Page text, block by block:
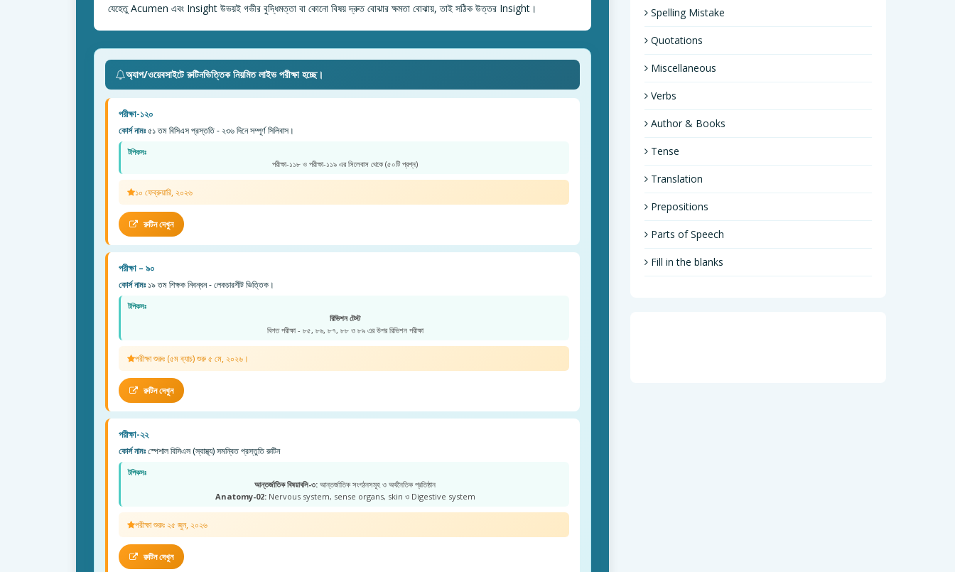
যেহেতু Acumen এবং Insight উভয়ই গভীর বুদ্ধিমত্তা বা কোনো বিষয় দ্রুত বোঝার ক্ষমতা বোঝায়, তাই সঠিক উত্তর Insight।
অ্যাপ/ওয়েবসাইটে রুটিনভিত্তিক নিয়মিত লাইভ পরীক্ষা হচ্ছে।
পরীক্ষা-১২০
কোর্স নামঃ৫১ তম বিসিএস প্রস্ততি - ২৩৬ দিনে সম্পূর্ণ সিলিবাস।
টপিকসঃ
পরীক্ষা-১১৮ ও পরীক্ষা-১১৯ এর সিলেবাস থেকে (৫০টি প্রশ্ন)
১০ ফেব্রুয়ারি, ২০২৬
রুটিন দেখুন
পরীক্ষা – ৯০
কোর্স নামঃ১৯ তম শিক্ষক নিবন্ধন - লেকচারশীট ভিত্তিক।
টপিকসঃ
রিভিশন টেস্ট
বিগত পরীক্ষা - ৮৫, ৮৬, ৮৭, ৮৮ ও ৮৯ এর উপর রিভিশন পরীক্ষা
পরীক্ষা শুরুঃ (৫ম ব্যাচ) শুরু ৫ মে, ২০২৬।
রুটিন দেখুন
পরীক্ষা-২২
কোর্স নামঃস্পেশাল বিসিএস (স্বাস্থ্য) সমন্বিত প্রস্তুতি রুটিন
টপিকসঃ
আন্তর্জাতিক বিষয়াবলি-৩: আন্তর্জাতিক সংগঠনসমূহ ও অর্থনৈতিক প্রতিষ্ঠান
Anatomy-02:Nervous system, sense organs, skin ও Digestive system
পরীক্ষা শুরুঃ ২৫ জুন, ২০২৬
রুটিন দেখুন
Spelling Mistake
Quotations
Miscellaneous
Verbs
Author & Books
Tense
Translation
Prepositions
Parts of Speech
Fill in the blanks